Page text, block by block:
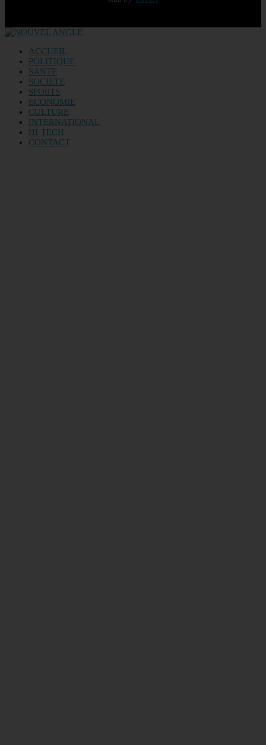
ACCUEIL
POLITIQUE
SANTE
SOCIETE
SPORTS
ECONOMIE
CULTURE
INTERNATIONAL
HI-TECH
CONTACT